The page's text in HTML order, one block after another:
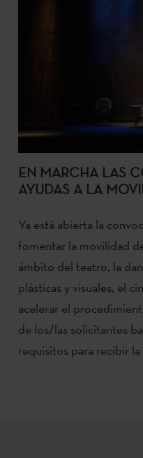
EN MARCHA LAS
AYUDAS A LA
Ya está abierta la
fomentar la movilidad
ámbito del teatro, la
plásticas y visuales, el
acelerar el
de los/las solicitantes
requisitos para recibir